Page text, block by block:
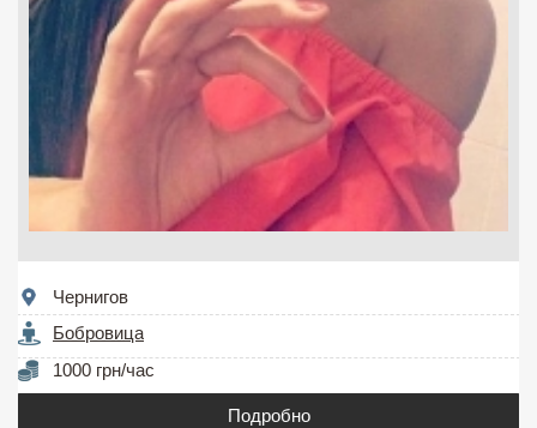
Чернигов
Бобровица
1000 грн/час
Подробно